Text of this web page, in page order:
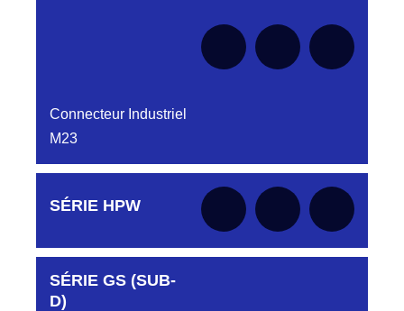
Connecteur Industriel
M23
Aucune pièce disponible pour cette série pour
le moment
SÉRIE HPW
Aucune pièce disponible pour cette série pour
SÉRIE GS (SUB-
D)